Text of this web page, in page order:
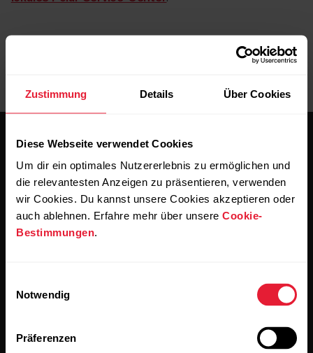
Zustimmung Details Über Cookies
Diese Webseite verwendet Cookies
Um dir ein optimales Nutzererlebnis zu ermöglichen und
die relevantesten Anzeigen zu präsentieren, verwenden
wir Cookies. Du kannst unsere Cookies akzeptieren oder
auch ablehnen. Erfahre mehr über unsere Cookie-
Bestimmungen.
Notwendig
Präferenzen
Bleibe auf dem Laufenden.